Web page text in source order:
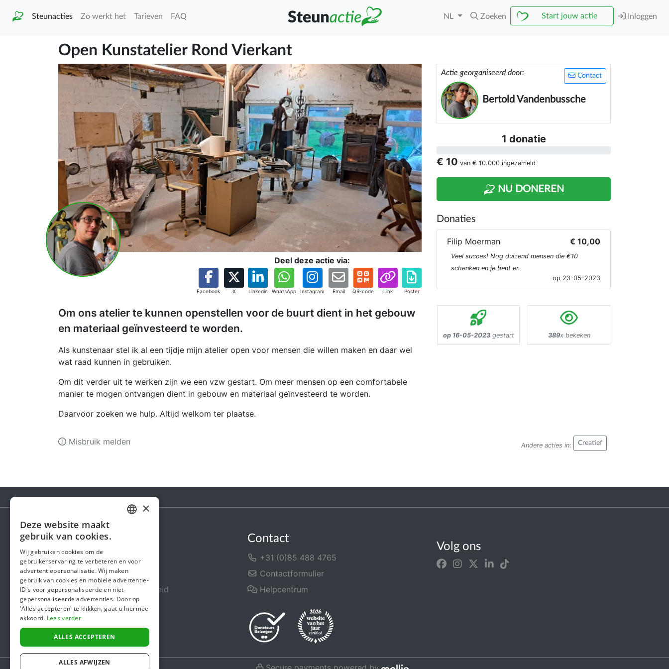
Steunacties Zo werkt het Tarieven FAQ NL Zoeken Start jouw actie Inloggen
Open Kunstatelier Rond Vierkant
Deel deze actie via:
Facebook X Linkedin WhatsApp Instagram Email QR-code Link Poster
Om ons atelier te kunnen openstellen voor de buurt dient in het gebouw
en materiaal geïnvesteerd te worden.
Als kunstenaar stel ik al een tijdje mijn atelier open voor mensen die willen maken en daar wel
wat raad kunnen in gebruiken.
Om dit verder uit te werken zijn we een vzw gestart. Om meer mensen op een comfortabele
manier te mogen ontvangen dient in gebouw en materiaal geïnvesteerd te worden.
Daarvoor zoeken we hulp. Altijd welkom ter plaatse.
Contact
Actie georganiseerd door:
Bertold Vandenbussche
1 donatie
€ 10 van € 10.000 ingezameld
NU DONEREN
Donaties
Filip Moerman € 10,00
Veel succes! Nog duizend mensen die €10
schenken en je bent er.
op 23-05-2023
op 16-05-2023gestart 389x bekeken
Andere acties in: Creatief
Misbruik melden
Steunactie
Over ons
In de media
Veiligheid & Betrouwbaarheid
Algemene voorwaarden
Privacybeleid
Cookiebeleid
Contact
+31 (0)85 488 4765
Contactformulier
Helpcentrum
Volg ons
ENGLISH
×
Deze website maakt
gebruik van cookies.
Wij gebruiken cookies om de
gebruikerservaring te verbeteren en voor
advertentiepersonalisatie. Wij maken
gebruik van cookies en mobiele advertentie-
ID's voor gepersonaliseerde en niet-
gepersonaliseerde advertenties. Door op
'Alles accepteren' te klikken, gaat u hiermee
akkoord. Lees verder
ALLES ACCEPTEREN
ALLES AFWIJZEN